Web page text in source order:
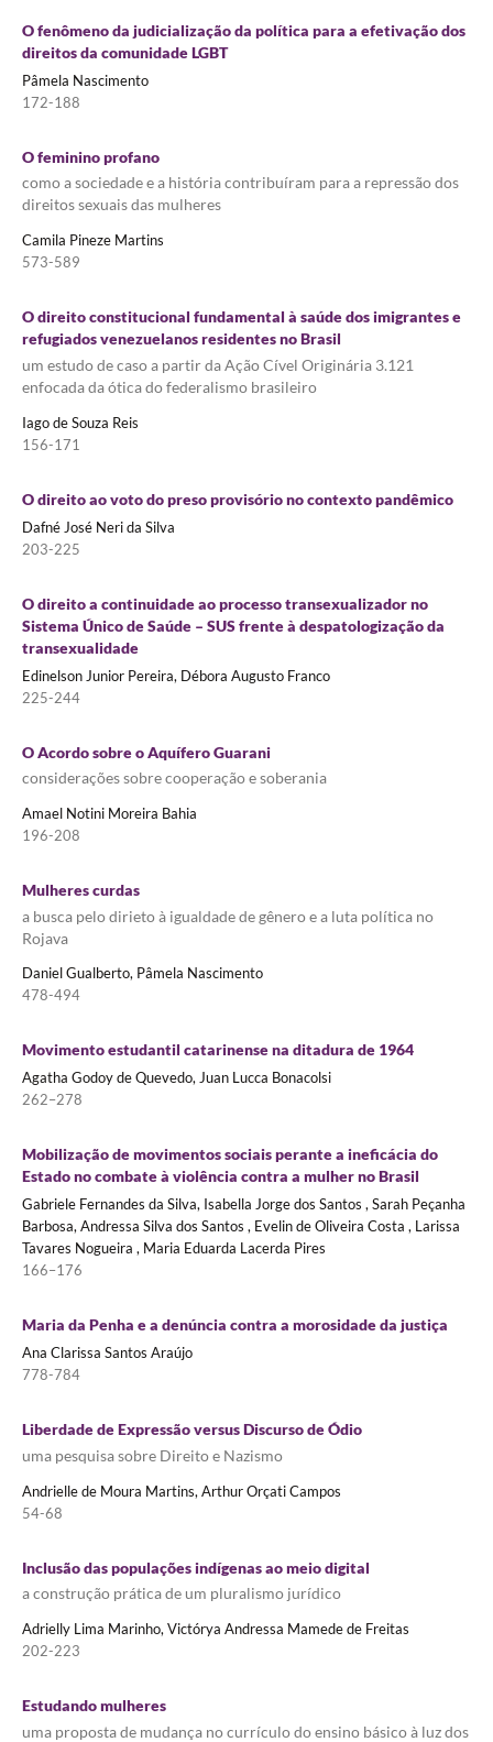
O fenômeno da judicialização da política para a efetivação dos
direitos da comunidade LGBT
Pâmela Nascimento
172-188
O feminino profano
como a sociedade e a história contribuíram para a repressão dos
direitos sexuais das mulheres
Camila Pineze Martins
573-589
O direito constitucional fundamental à saúde dos imigrantes e
refugiados venezuelanos residentes no Brasil
um estudo de caso a partir da Ação Cível Originária 3.121
enfocada da ótica do federalismo brasileiro
Iago de Souza Reis
156-171
O direito ao voto do preso provisório no contexto pandêmico
Dafné José Neri da Silva
203-225
O direito a continuidade ao processo transexualizador no
Sistema Único de Saúde – SUS frente à despatologização da
transexualidade
Edinelson Junior Pereira, Débora Augusto Franco
225-244
O Acordo sobre o Aquífero Guarani
considerações sobre cooperação e soberania
Amael Notini Moreira Bahia
196-208
Mulheres curdas
a busca pelo dirieto à igualdade de gênero e a luta política no
Rojava
Daniel Gualberto, Pâmela Nascimento
478-494
Movimento estudantil catarinense na ditadura de 1964
Agatha Godoy de Quevedo, Juan Lucca Bonacolsi
262–278
Mobilização de movimentos sociais perante a ineficácia do
Estado no combate à violência contra a mulher no Brasil
Gabriele Fernandes da Silva, Isabella Jorge dos Santos , Sarah Peçanha
Barbosa, Andressa Silva dos Santos , Evelin de Oliveira Costa , Larissa
Tavares Nogueira , Maria Eduarda Lacerda Pires
166–176
Maria da Penha e a denúncia contra a morosidade da justiça
Ana Clarissa Santos Araújo
778-784
Liberdade de Expressão versus Discurso de Ódio
uma pesquisa sobre Direito e Nazismo
Andrielle de Moura Martins, Arthur Orçati Campos
54-68
Inclusão das populações indígenas ao meio digital
a construção prática de um pluralismo jurídico
Adrielly Lima Marinho, Victórya Andressa Mamede de Freitas
202-223
Estudando mulheres
uma proposta de mudança no currículo do ensino básico à luz dos